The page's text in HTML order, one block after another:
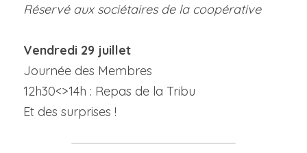
Réservé aux sociétaires de la coopérative
Vendredi 29 juillet
Journée des Membres
12h30<>14h : Repas de la Tribu
Et des surprises !